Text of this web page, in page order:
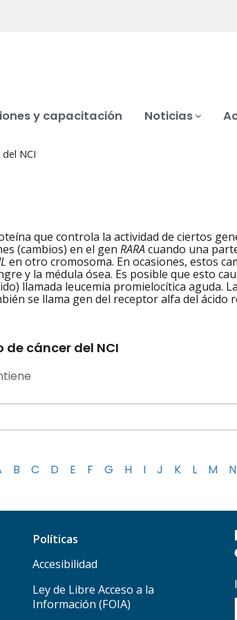
y capacitación Noticias
NCI
que controla la actividad de ciertos
(cambios) en el gen RARAcuando una
en otro cromosoma. En ocasiones, estos
y la médula ósea. Es posible que esto
llamada leucemia promielocítica aguda.
se llama gen del receptor alfa del ácido
cáncer del NCI
B C D E F G H I J K L M N
Políticas
Accesibilidad
Ley de Libre Acceso a la
Información (FOIA)